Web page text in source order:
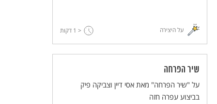
על היצירה < 1 דקות
שיר הפרחה
על "שיר הפרחה" מאת אסי דיין וצביקה פיק
בביצוע עפרה חזה